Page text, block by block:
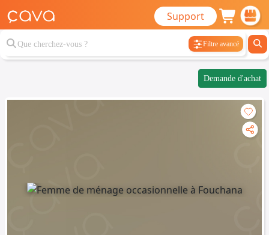
Support
Filtre avancé
Demande d'achat